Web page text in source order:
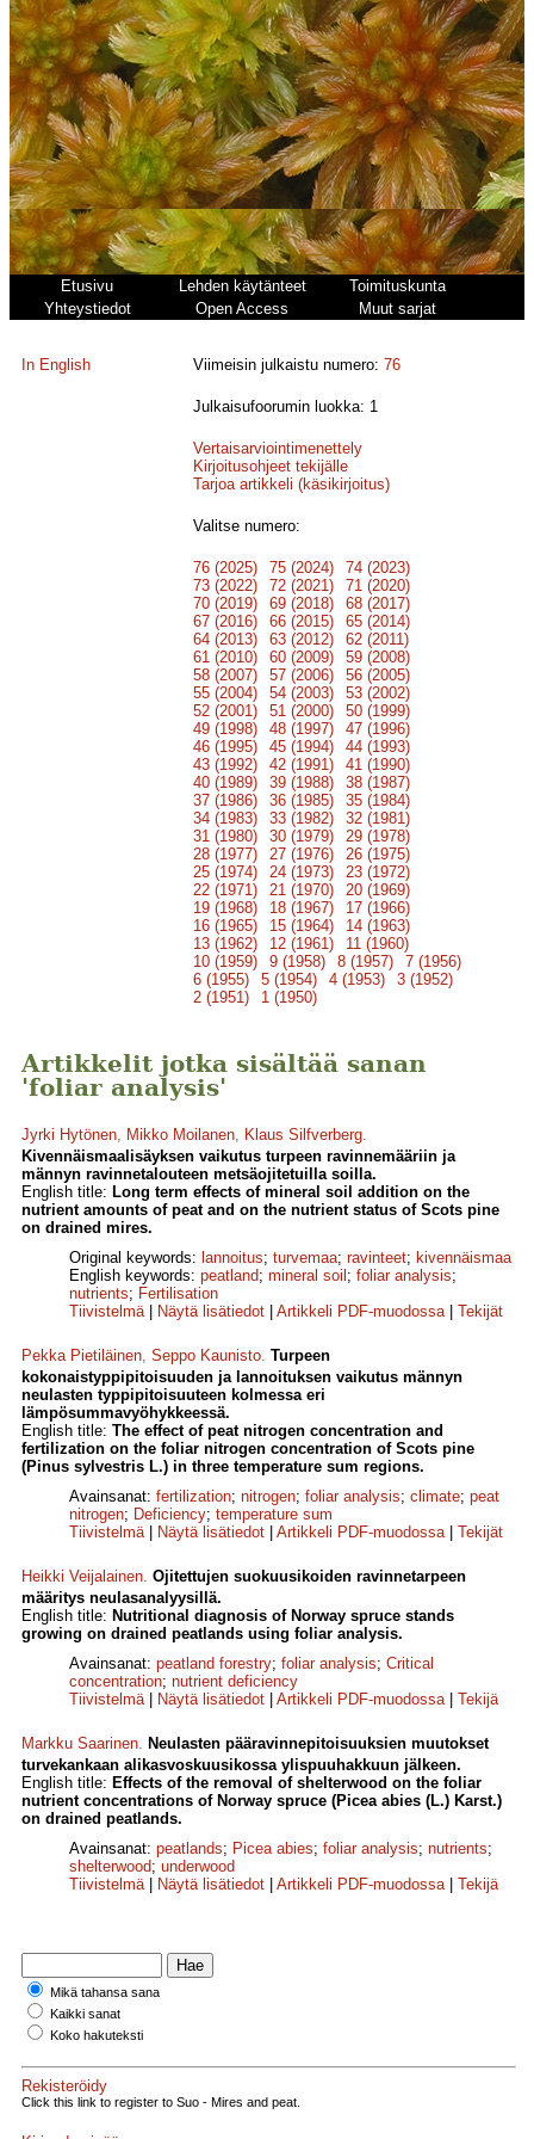
Etusivu Lehden käytänteet
Toimituskunta
Yhteystiedot
Open Access Muut sarjat
In English Viimeisin julkaistu numero:76
Julkaisufoorumin luokka: 1
Vertaisarviointimenettely
Kirjoitusohjeet tekijälle
Tarjoa artikkeli (käsikirjoitus)
Valitse numero:
76 (2025) 75 (2024)
74 (2023)
73 (2022)
72 (2021)
71 (2020)
70 (2019)
69 (2018)
68 (2017)
67 (2016)
66 (2015)
65 (2014)
64 (2013)
63 (2012)
62 (2011)
61 (2010)
60 (2009)
59 (2008)
58 (2007)
57 (2006)
56 (2005)
55 (2004)
54 (2003)
53 (2002)
52 (2001)
51 (2000)
50 (1999)
49 (1998)
48 (1997)
47 (1996)
46 (1995)
45 (1994)
44 (1993)
43 (1992)
42 (1991)
41 (1990)
40 (1989)
39 (1988)
38 (1987)
37 (1986)
36 (1985)
35 (1984)
34 (1983)
33 (1982)
32 (1981)
31 (1980)
30 (1979)
29 (1978)
28 (1977)
27 (1976)
26 (1975)
25 (1974)
24 (1973)
23 (1972)
22 (1971)
21 (1970)
20 (1969)
19 (1968)
18 (1967)
17 (1966)
16 (1965)
15 (1964)
14 (1963)
13 (1962)
12 (1961)
11 (1960)
10 (1959)
9 (1958) 8 (1957)
7 (1956)
6 (1955)
5 (1954) 4 (1953)
3 (1952)
2 (1951)
1 (1950)
Artikkelit jotka sisältää sanan
'foliar analysis'
Jyrki Hytönen, Mikko Moilanen, Klaus Silfverberg.
Kivennäismaalisäyksen vaikutus turpeen ravinnemääriin ja
männyn ravinnetalouteen metsäojitetuilla soilla.
English title: Long term effects of mineral soil addition on the
nutrient amounts of peat and on the nutrient status of Scots pine
on drained mires.
Original keywords: lannoitus; turvemaa; ravinteet; kivennäismaa
English keywords: peatland; mineral soil ; foliar analysis;
nutrients; Fertilisation
Tiivistelmä| Näytä lisätiedot Artikkeli PDF-muodossa| Tekijät
Pekka Pietiläinen, Seppo Kaunisto. Turpeen
kokonaistyppipitoisuuden ja lannoituksen vaikutus männyn
neulasten typpipitoisuuteen kolmessa eri
lämpösummavyöhykkeessä.
English title: The effect of peat nitrogen concentration and
fertilization on the foliar nitrogen concentration of Scots pine
(Pinus sylvestris L.) in three temperature sum regions.
Avainsanat: fertilization; nitrogen; foliar analysis; climate; peat
nitrogen; Deficiency; temperature sum
Tiivistelmä| Näytä lisätiedot Artikkeli PDF-muodossa| Tekijät
Heikki Veijalainen. Ojitettujen suokuusikoiden ravinnetarpeen
määritys neulasanalyysillä.
English title: Nutritional diagnosis of Norway spruce stands
growing on drained peatlands using foliar analysis.
Avainsanat: peatland forestry; foliar analysis; Critical
concentration; nutrient deficiency
Tiivistelmä| Näytä lisätiedot Artikkeli PDF-muodossa| Tekijä
Markku Saarinen. Neulasten pääravinnepitoisuuksien muutokset
turvekankaan alikasvoskuusikossa ylispuuhakkuun jälkeen.
English title: Effects of the removal of shelterwood on the foliar
nutrient concentrations of Norway spruce (Picea abies (L.) Karst.)
on drained peatlands.
Avainsanat: peatlands; Picea abies; foliar analysis; nutrients;
shelterwood; underwood
Tiivistelmä| Näytä lisätiedot Artikkeli PDF-muodossa| Tekijä
Mikä tahansa sana
Kaikki sanat
Koko hakuteksti
Rekisteröidy
Click this link to register to Suo - Mires and peat.